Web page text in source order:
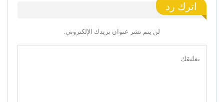
اترك رد
لن يتم نشر عنوان بريدك الإلكتروني.